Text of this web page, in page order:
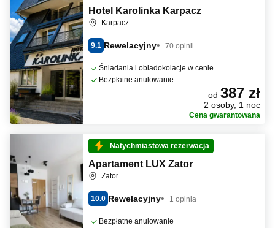
Hotel Karolinka Karpacz
Karpacz
9.1 Rewelacyjny 70 opinii
Śniadania i obiadokolacje w cenie
Bezpłatne anulowanie
od 387 zł
2 osoby, 1 noc
Cena gwarantowana
Natychmiastowa rezerwacja
Apartament LUX Zator
Zator
10.0 Rewelacyjny 1 opinia
Bezpłatne anulowanie